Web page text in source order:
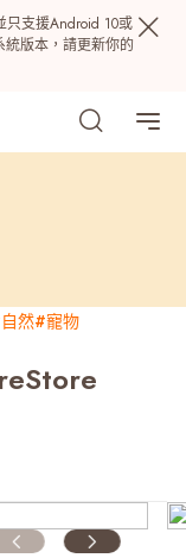
支援Android 10或
版本，請更新你的
然#寵物